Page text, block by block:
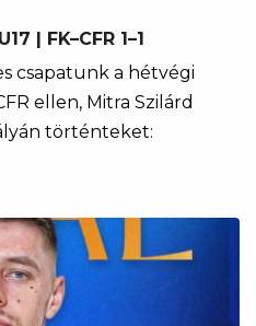
| FK–CFR 1–1
csapatunk a hétvégi
ellen, Mitra Szilárd
történteket: